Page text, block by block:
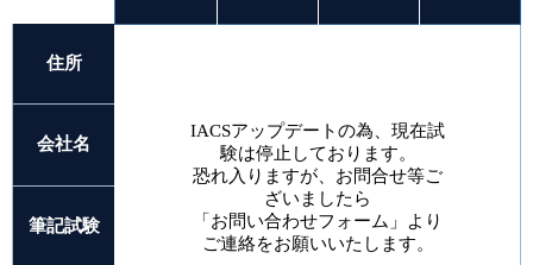
住所
IACSアップデートの為、現在試
験は停止しております。
恐れ入りますが、お問合せ等ご
ざいましたら
「お問い合わせフォーム」より
ご連絡をお願いいたします。
会社名
筆記試験